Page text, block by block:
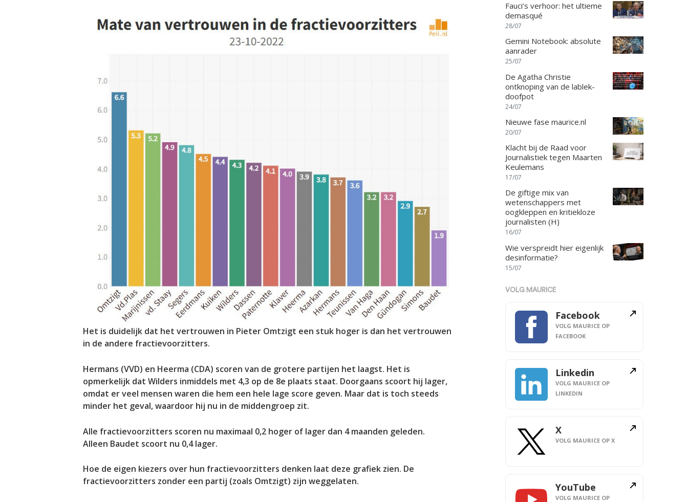
Het is duidelijk dat het vertrouwen in Pieter Omtzigt een stuk hoger is dan het vertrouwen
in de andere fractievoorzitters.
Hermans (VVD) en Heerma (CDA) scoren van de grotere partijen het laagst. Het is
opmerkelijk dat Wilders inmiddels met 4,3 op de 8e plaats staat. Doorgaans scoort hij lager,
omdat er veel mensen waren die hem een hele lage score geven. Maar dat is toch steeds
minder het geval, waardoor hij nu in de middengroep zit.
Alle fractievoorzitters scoren nu maximaal 0,2 hoger of lager dan 4 maanden geleden.
Alleen Baudet scoort nu 0,4 lager.
Hoe de eigen kiezers over hun fractievoorzitters denken laat deze grafiek zien. De
fractievoorzitters zonder een partij (zoals Omtzigt) zijn weggelaten.
Fauci’s verhoor: het ultieme
demasqué
28/07
Gemini Notebook: absolute
aanrader
25/07
De Agatha Christie
ontknoping van de lablek-
doofpot
24/07
Nieuwe fase maurice.nl
20/07
Klacht bij de Raad voor
Journalistiek tegen Maarten
Keulemans
17/07
De giftige mix van
wetenschappers met
oogkleppen en kritiekloze
journalisten (H)
16/07
Wie verspreidt hier eigenlijk
desinformatie?
15/07
VOLG MAURICE
Facebook
VOLG MAURICE OP
FACEBOOK
Linkedin
VOLG MAURICE OP
LINKEDIN
X
VOLG MAURICE OP X
YouTube
VOLG MAURICE OP